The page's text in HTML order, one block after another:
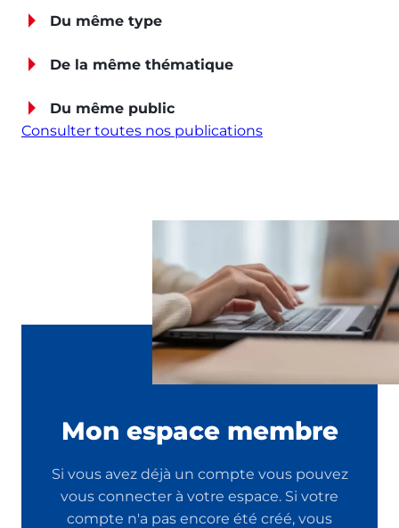
Du même type
De la même thématique
Du même public
Consulter toutes nos publications
Mon espace membre
Si vous avez déjà un compte vous pouvez
vous connecter à votre espace. Si votre
compte n'a pas encore été créé, vous